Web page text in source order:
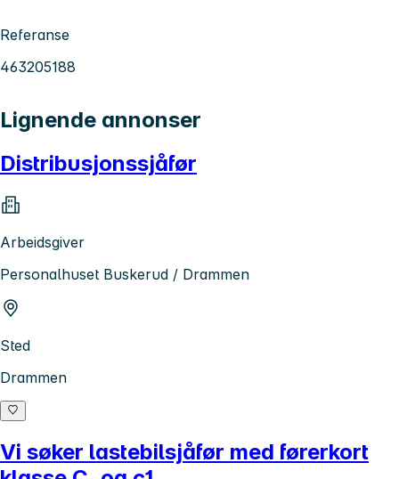
Referanse
463205188
Lignende annonser
Distribusjonssjåfør
Arbeidsgiver
Personalhuset Buskerud / Drammen
Sted
Drammen
Vi søker lastebilsjåfør med førerkort